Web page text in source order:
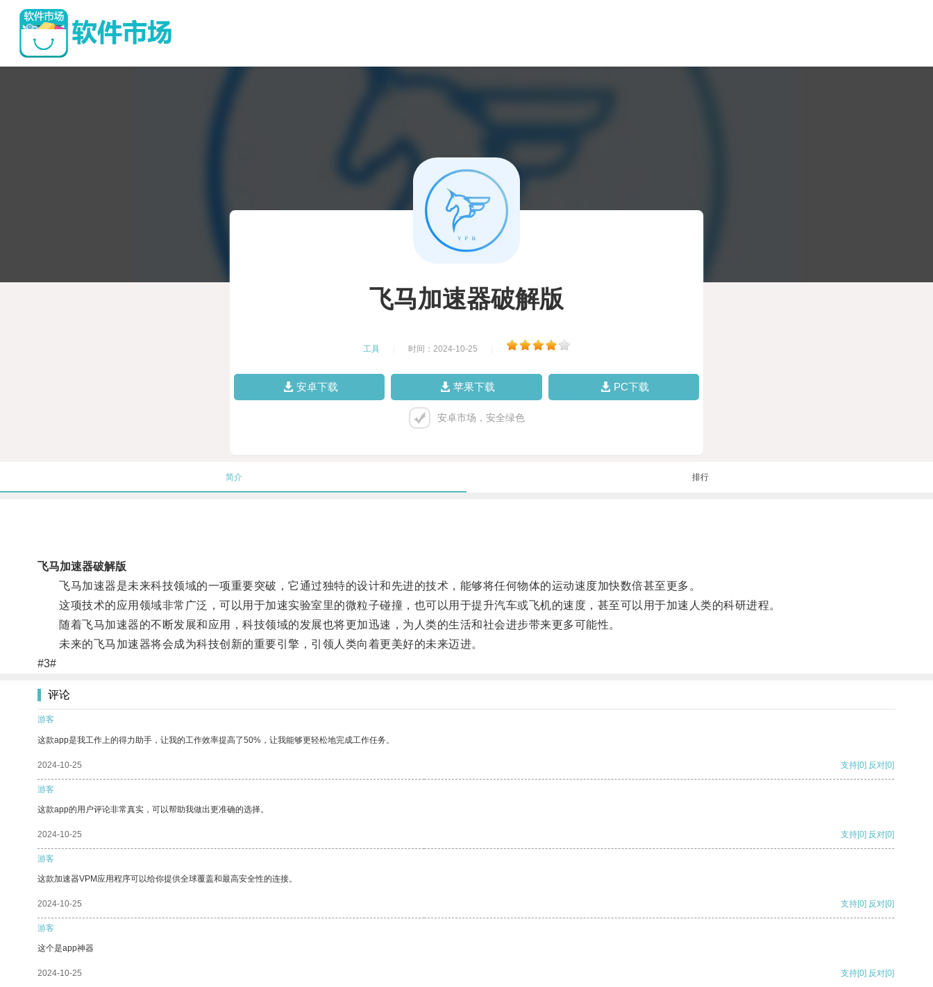
飞马加速器破解版
工具 时间：2024-10-25
安卓下载 苹果下载 PC下载
安卓市场，安全绿色
简介 排行
飞马加速器破解版
飞马加速器是未来科技领域的一项重要突破，它通过独特的设计和先进的技术，能够将任何物体的运动速度加快数倍甚至更多。
这项技术的应用领域非常广泛，可以用于加速实验室里的微粒子碰撞，也可以用于提升汽车或飞机的速度，甚至可以用于加速人类的科研进程。
随着飞马加速器的不断发展和应用，科技领域的发展也将更加迅速，为人类的生活和社会进步带来更多可能性。
未来的飞马加速器将会成为科技创新的重要引擎，引领人类向着更美好的未来迈进。
#3#
评论
游客
这款app是我工作上的得力助手，让我的工作效率提高了50%，让我能够更轻松地完成工作任务。
2024-10-25 支持[0] 反对[0]
游客
这款app的用户评论非常真实，可以帮助我做出更准确的选择。
2024-10-25 支持[0] 反对[0]
游客
这款加速器VPM应用程序可以给你提供全球覆盖和最高安全性的连接。
2024-10-25 支持[0] 反对[0]
游客
这个是app神器
2024-10-25 支持[0] 反对[0]